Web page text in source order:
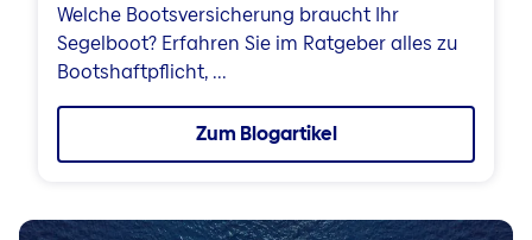
Welche Bootsversicherung braucht Ihr
Segelboot? Erfahren Sie im Ratgeber alles zu
Bootshaftpflicht, ...
Zum Blogartikel